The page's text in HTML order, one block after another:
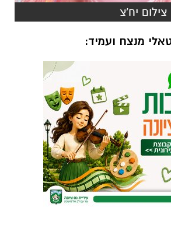
צילום יח'צ
מנצח ועמיד: